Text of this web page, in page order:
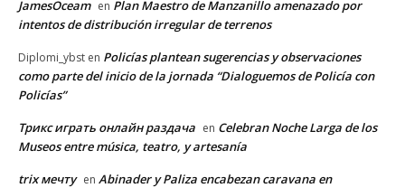
JamesOceam en Plan Maestro de Manzanillo amenazado por
intentos de distribución irregular de terrenos
Diplomi_ybst en Policías plantean sugerencias y observaciones
como parte del inicio de la jornada “Dialoguemos de Policía con
Policías”
Трикс играть онлайн раздача en Celebran Noche Larga de los
Museos entre música, teatro, y artesanía
trix мечту en Abinader y Paliza encabezan caravana en